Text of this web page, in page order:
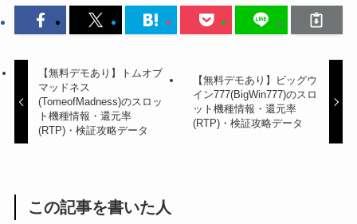
【無料デモあり】トムオブ
マッドネス
(TomeofMadness)のスロッ
ト機種情報・還元率
(RTP)・検証攻略データ
【無料デモあり】ビッグウ
イン777(BigWin777)のスロ
ット機種情報・還元率
(RTP)・検証攻略データ
この記事を書いた人